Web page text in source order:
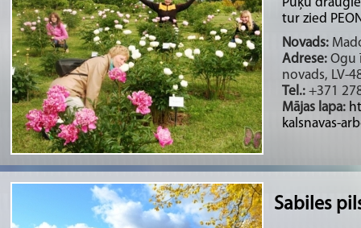
Puķu
tur zied
Novads:
Adrese: Ogu
novads, LV-
Tel.: +371
Mājas lapa:
kalsnavas-
Sabiles